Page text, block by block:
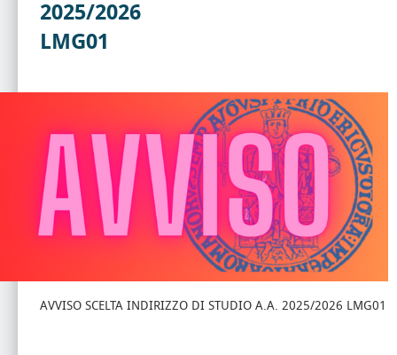
2025/2026
LMG01
AVVISO SCELTA INDIRIZZO DI STUDIO A.A. 2025/2026 LMG01